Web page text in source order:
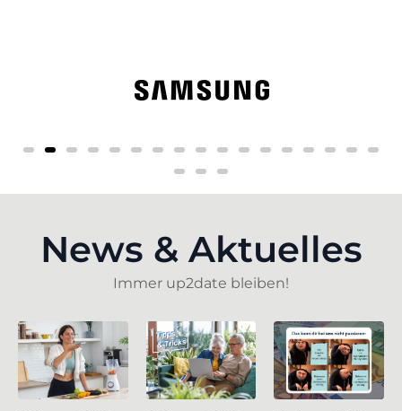
News & Aktuelles
Immer up2date bleiben!